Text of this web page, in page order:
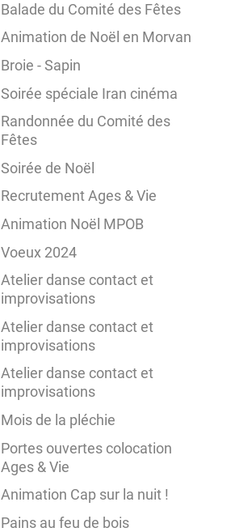
Balade du Comité des Fêtes
Animation de Noël en Morvan
Broie - Sapin
Soirée spéciale Iran cinéma
Randonnée du Comité des
Fêtes
Soirée de Noël
Recrutement Ages & Vie
Animation Noël MPOB
Voeux 2024
Atelier danse contact et
improvisations
Atelier danse contact et
improvisations
Atelier danse contact et
improvisations
Mois de la pléchie
Portes ouvertes colocation
Ages & Vie
Animation Cap sur la nuit !
Pains au feu de bois